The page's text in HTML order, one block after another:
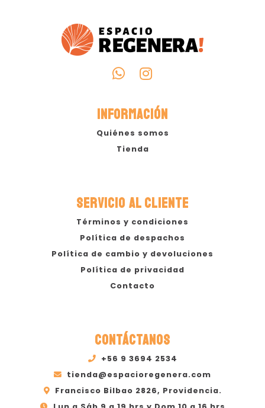
INFORMACIÓN
Quiénes somos
Tienda
SERVICIO AL CLIENTE
Términos y condiciones
Política de despachos
Política de cambio y devoluciones
Política de privacidad
Contacto
CONTÁCTANOS
+56 9 3694 2534
tienda@espacioregenera.com
Francisco Bilbao 2826, Providencia.